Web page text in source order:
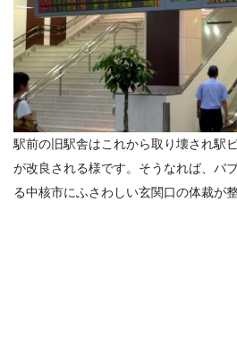
駅前の旧駅舎はこれから取り壊され駅
が改良される様です。そうなれば、バ
る中核市にふさわしい玄関口の体裁が